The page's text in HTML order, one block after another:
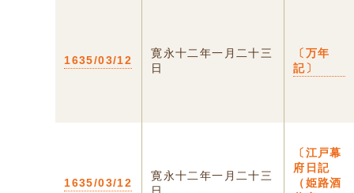
1635/03/12
寛永十二年一月二十三
日
〔万年
記〕
1635/03/12
寛永十二年一月二十三
〔江戸幕
府日記
（姫路酒